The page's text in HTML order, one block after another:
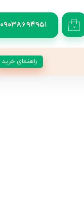
09038694951 ۰
راهنمای خرید